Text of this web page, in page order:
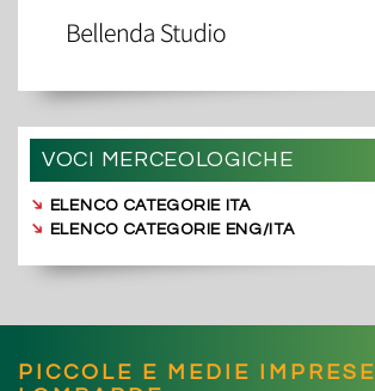
VOCI MERCEOLOGICHE
➔ ELENCO CATEGORIE ITA
➔ ELENCO CATEGORIE ENG/ITA
PICCOLE E MEDIE IMPRESE